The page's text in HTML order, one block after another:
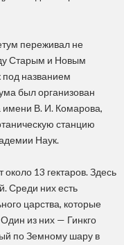
переживал не
Старым и Новым
под названием
был организован
имени В. И. Комарова,
станцию
Наук.
13 гектаров. Здесь
Среди них есть
царства, которые
из них — Гинкго
по Земному шару в